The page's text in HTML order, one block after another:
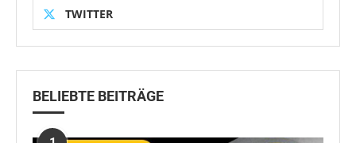
TWITTER
BELIEBTE BEITRÄGE